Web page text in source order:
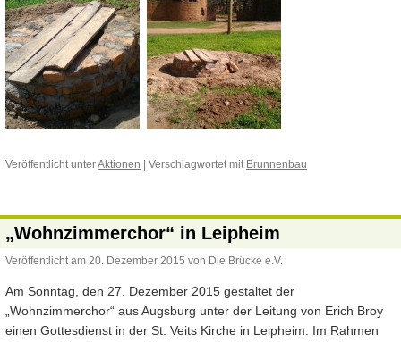
Veröffentlicht unterAktionen Verschlagwortet mit Brunnenbau
„Wohnzimmerchor“ in Leipheim
Veröffentlicht am 20. Dezember 2015 von Die Brücke e.V.
Am Sonntag, den 27. Dezember 2015 gestaltet der
„Wohnzimmerchor“ aus Augsburg unter der Leitung von Erich Broy
einen Gottesdienst in der St. Veits Kirche in Leipheim. Im Rahmen